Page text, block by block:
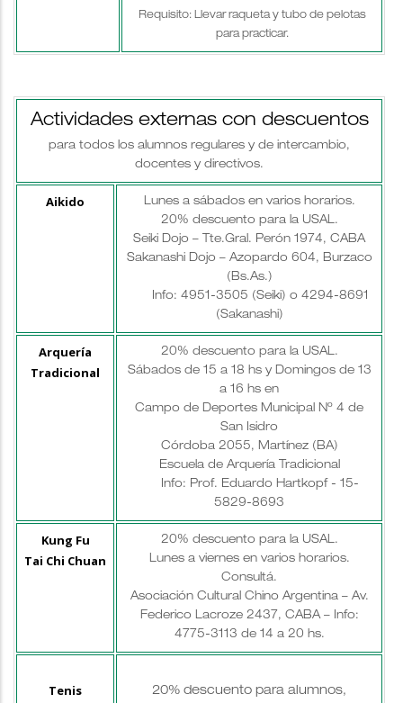
Requisito: Llevar raqueta y tubo de pelotas
para practicar.
Actividades externas con descuentos
para todos los alumnos regulares y de intercambio,
docentes y directivos.
Aikido
Lunes a sábados en varios horarios.
20% descuento para la USAL.
Seiki Dojo – Tte.Gral. Perón 1974, CABA
Sakanashi Dojo – Azopardo 604, Burzaco
(Bs.As.)
Info: 4951-3505 (Seiki) o 4294-8691
(Sakanashi)
Arquería
Tradicional
20% descuento para la USAL.
Sábados de 15 a 18 hs y Domingos de 13
a 16 hs en
Campo de Deportes Municipal Nº 4 de
San Isidro
Córdoba 2055, Martínez (BA)
Escuela de Arquería Tradicional
Info: Prof. Eduardo Hartkopf - 15-
5829-8693
Kung Fu
Tai Chi Chuan
20% descuento para la USAL.
Lunes a viernes en varios horarios.
Consultá.
Asociación Cultural Chino Argentina – Av.
Federico Lacroze 2437, CABA – Info:
4775-3113 de 14 a 20 hs.
Tenis
20% descuento para alumnos,